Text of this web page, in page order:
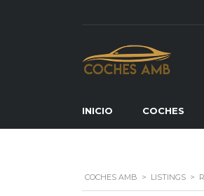
INICIO COCHES
COCHES AMB > LISTINGS >